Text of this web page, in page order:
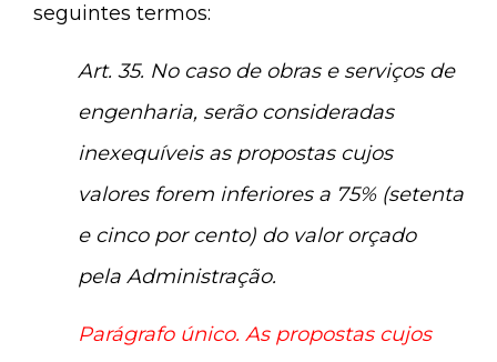
seguintes termos:
Art. 35. No caso de obras e serviços de
engenharia, serão consideradas
inexequíveis as propostas cujos
valores forem inferiores a 75% (setenta
e cinco por cento) do valor orçado
pela Administração.
Parágrafo único. As propostas cujos